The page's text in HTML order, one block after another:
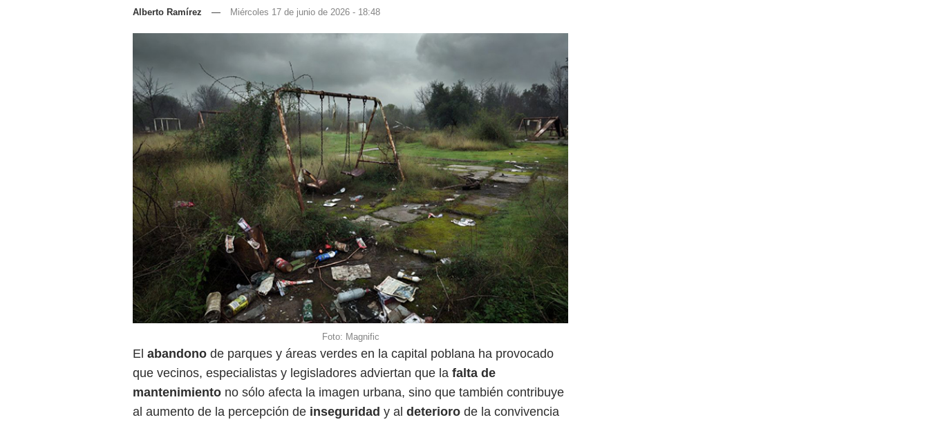
Alberto Ramírez — Miércoles 17 de junio de 2026 - 18:48
Foto: Magnific
El abandono de parques y áreas verdes en la capital poblana ha provocado
que vecinos, especialistas y legisladores adviertan que la falta de
mantenimiento no sólo afecta la imagen urbana, sino que también contribuye
al aumento de la percepción de inseguridad y al deterioro de la convivencia